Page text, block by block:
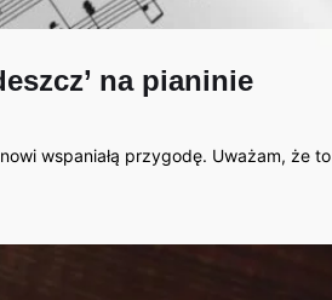
na pianinie
wspaniałą przygodę. Uważam, że to